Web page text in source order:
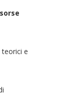
teorici e